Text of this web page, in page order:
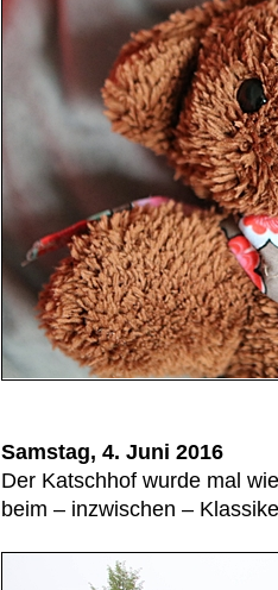
Samstag, 4. Juni 2016
Der Katschhof wurde mal
beim – inzwischen –